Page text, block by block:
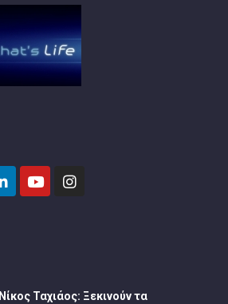
Νίκος Ταχιάος: Ξεκινούν τα